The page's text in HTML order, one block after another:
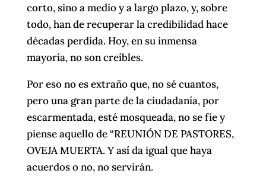
corto, sino a medio y a largo plazo, y, sobre
todo, han de recuperar la credibilidad hace
décadas perdida. Hoy, en su inmensa
mayoría, no son creíbles.
Por eso no es extraño que, no sé cuantos,
pero una gran parte de la ciudadanía, por
escarmentada, esté mosqueada, no se fíe y
piense aquello de “REUNIÓN DE PASTORES,
OVEJA MUERTA. Y así da igual que haya
acuerdos o no, no servirán.